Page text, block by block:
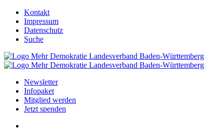
Kontakt
Impressum
Datenschutz
Suche
Newsletter
Infopaket
Mitglied werden
Jetzt spenden